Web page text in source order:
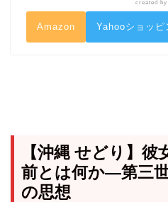
created by
Amazon Yahooショッピ
【沖縄 せどり】
前とは何か―第三
の思想